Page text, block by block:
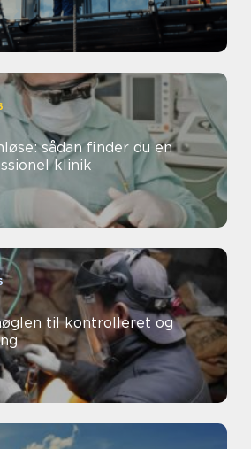
sådan finder du en
klinik
til kontrolleret og